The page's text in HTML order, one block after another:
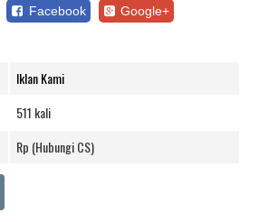
Facebook Google+
Iklan Kami
511 kali
Rp (Hubungi CS)